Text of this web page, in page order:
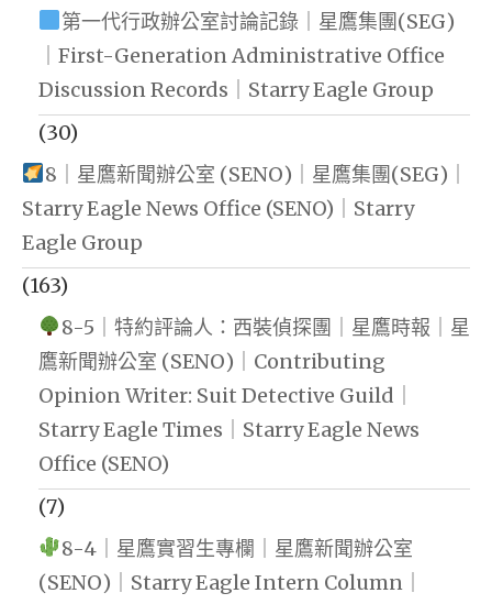
第一代行政辦公室討論記錄｜星鷹集團(SEG)
｜First-Generation Administrative Office
Discussion Records｜Starry Eagle Group
(30)
8｜星鷹新聞辦公室 (SENO)｜星鷹集團(SEG)｜
Starry Eagle News Office (SENO)｜Starry
Eagle Group
(163)
8-5｜特約評論人：西裝偵探團｜星鷹時報｜星
鷹新聞辦公室 (SENO)｜Contributing
Opinion Writer: Suit Detective Guild｜
Starry Eagle Times｜Starry Eagle News
Office (SENO)
(7)
8-4｜星鷹實習生專欄｜星鷹新聞辦公室
(SENO)｜Starry Eagle Intern Column｜